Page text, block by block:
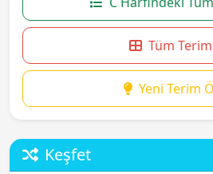
Tüm
Yeni Terim
Keşfet